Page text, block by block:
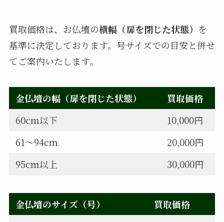
買取価格は、お仏壇の横幅（扉を閉じた状態） を
基準に決定しております。号サイズでの目安と併せ
てご案内いたします。
金仏壇の幅（扉を閉じた状態）
買取価格
60cm以下
10,000円
61〜94cm
20,000円
95cm以上
30,000円
金仏壇のサイズ（号）
買取価格